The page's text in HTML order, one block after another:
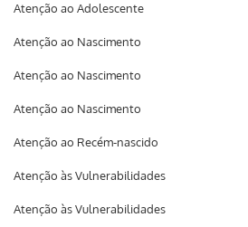
Atenção ao Adolescente
Atenção ao Nascimento
Atenção ao Nascimento
Atenção ao Nascimento
Atenção ao Recém-nascido
Atenção às Vulnerabilidades
Atenção às Vulnerabilidades